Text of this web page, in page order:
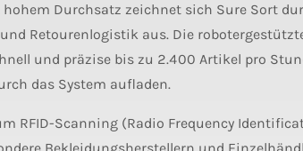
Durchsatz zeichnet sich Sure Sort
Retourenlogistik aus. Die
und präzise bis zu 2.400 Artikel pro
das System aufladen.
RFID-Scanning (Radio Frequency